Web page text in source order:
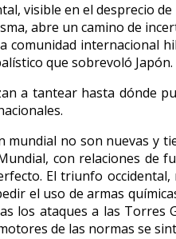
visible en el desprecio
abre un camino de
comunidad internacional
que sobrevoló Japón.
a tantear hasta dónde
mundial no son nuevas y
con relaciones de
El triunfo
el uso de armas
los ataques a las Torres
de las normas se